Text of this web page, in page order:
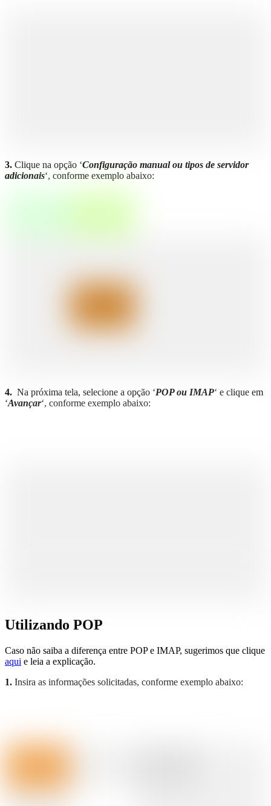
3. Clique na opção ‘Configuração manual ou tipos de servidor
adicionais‘, conforme exemplo abaixo:
4. Na próxima tela, selecione a opção ‘POP ou IMAP‘ e clique em
‘Avançar‘, conforme exemplo abaixo:
Utilizando POP
Caso não saiba a diferença entre POP e IMAP, sugerimos que clique
aqui e leia a explicação.
1. Insira as informações solicitadas, conforme exemplo abaixo: